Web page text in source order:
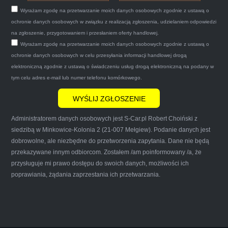
tego samego dnia miły grzeczny pan przyjechał
po trzech godzinach autolawetą sprawnie
zapakował auto wypisał dokumenty i wypłacił
gotówkę.Zdecydowanie mogę polecić tą firmę
mnie do skorzystania z ich usług przekonało to
że są na FACEBOOKU i każdy tam może
wyrazić opinię na ich temat.
Iwona Górska
naprawde ludzki, nie zdziera, nie oszukuje.
Wyrażam zgodę na przetwarzanie moich danych osobowych zgodnie z ustawą o
ochronie danych osobowych w związku z realizacją zgłoszenia, udzielaniem odpowiedzi
na zgłoszenie, przygotowaniem i przesłaniem oferty handlowej.
Wyrażam zgodę na przetwarzanie moich danych osobowych zgodnie z ustawą o
ochronie danych osobowych w celu przesyłania informacji handlowej drogą
elektroniczną zgodnie z ustawą o świadczeniu usług drogą elektroniczną na podany w
tym celu adres e-mail lub numer telefonu komórkowego.
Administratorem danych osobowych jest S-Car.pl Robert Choiński z
siedzibą w Minkowice-Kolonia 2 (21-007 Mełgiew). Podanie danych jest
dobrowolne, ale niezbędne do przetworzenia zapytania. Dane nie będą
przekazywane innym odbiorcom. Zostałem /am poinformowany /a, że
przysługuje mi prawo dostępu do swoich danych, możliwości ich
poprawiania, żądania zaprzestania ich przetwarzania.